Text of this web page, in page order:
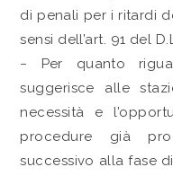
di penali per i ritardi
sensi dell’art. 91 del
− Per quanto
suggerisce alle
necessità e
procedure già
successivo alla fase